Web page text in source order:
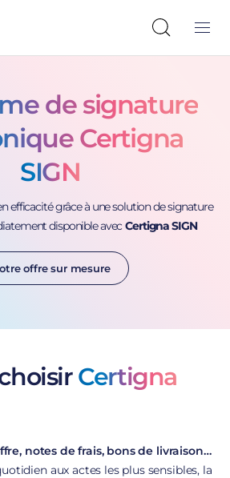
de signature
Certigna
SIGN
efficacité grâce à une solution de signature
disponible avecCertigna SIGN
offre sur mesure
Certigna
notes de frais, bons de livraison…
aux actes les plus sensibles, la